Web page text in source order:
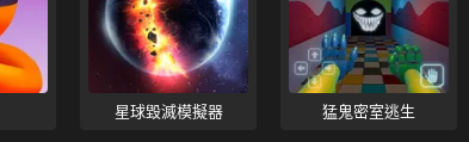
星球毀滅模擬器 猛鬼密室逃生